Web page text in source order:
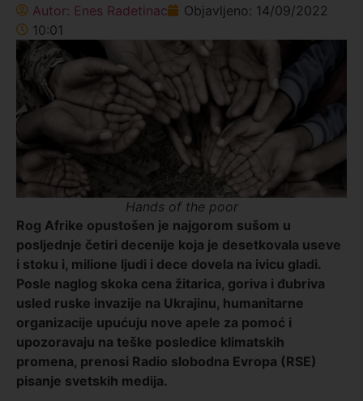
Autor: Enes Radetinac Objavljeno: 14/09/2022
10:01
Hands of the poor
Rog Afrike opustošen je najgorom sušom u
posljednje četiri decenije koja je desetkovala useve
i stoku i, milione ljudi i dece dovela na ivicu gladi.
Posle naglog skoka cena žitarica, goriva i đubriva
usled ruske invazije na Ukrajinu, humanitarne
organizacije upućuju nove apele za pomoć i
upozoravaju na teške posledice klimatskih
promena, prenosi Radio slobodna Evropa (RSE)
pisanje svetskih medija.